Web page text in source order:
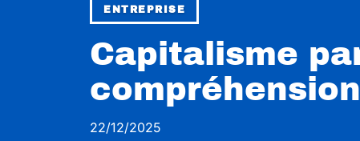
ENTREPRISE
Capitalisme
22/12/2025